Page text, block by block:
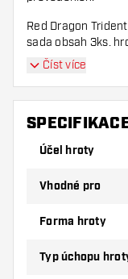
Red Dragon
sada obsah 3ks.
Číst více
Účel hroty
Vhodné pro
Forma hroty
Typ úchopu